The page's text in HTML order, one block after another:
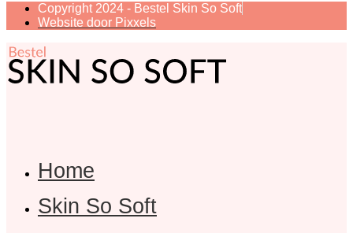
Copyright 2024 - Bestel Skin So Soft
Website door Pixxels
Home
Skin So Soft